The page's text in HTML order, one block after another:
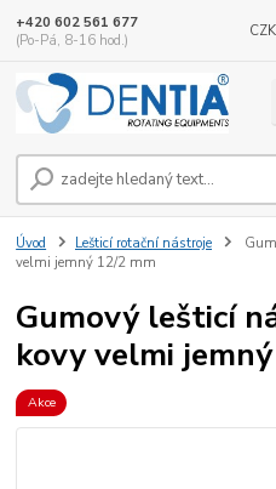
+420 602 561 677
(Po-Pá, 8-16 hod.)
Úvod Lešticí rotační nástroje
velmi jemný 12/2 mm
Gumový lešticí
kovy velmi
Akce